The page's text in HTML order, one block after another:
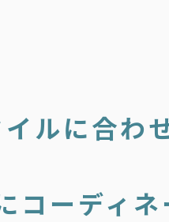
ルに合わ
コーディ